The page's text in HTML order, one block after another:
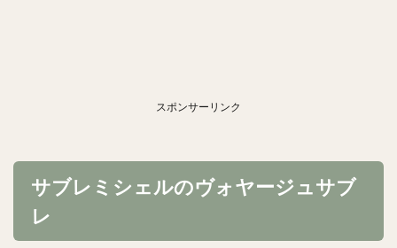
スポンサーリンク
サブレミシェルのヴォヤージュサブ
レ